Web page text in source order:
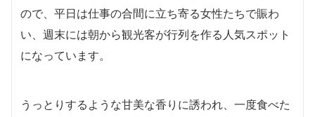
ので、平日は仕事の合間に立ち寄る女性たちで賑わ
い、週末には朝から観光客が行列を作る人気スポット
になっています。
うっとりするような甘美な香りに誘われ、一度食べた